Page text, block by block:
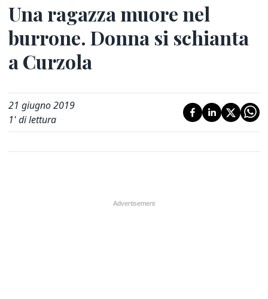
Una ragazza muore nel
burrone. Donna si schianta
a Curzola
21 giugno 2019
1' di lettura